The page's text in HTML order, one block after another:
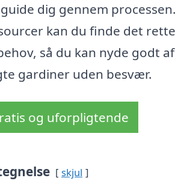
dig gennem processen.
kan du finde det rette
så du kan nyde godt af
gardiner uden besvær.
og uforpligtende
skjul